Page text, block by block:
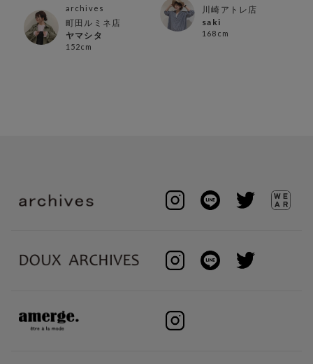
archives
町田ルミネ店
ヤマシタ
152cm
川崎アトレ店
saki
168cm